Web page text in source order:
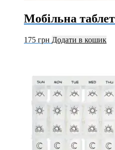
Мобільна
175 грн Додати в кошик